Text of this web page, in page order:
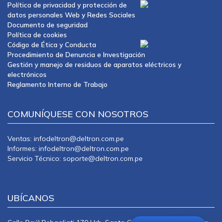
Política de privacidad y protección de
datos personales Web y Redes Sociales
Documento de seguridad
Política de cookies
Código de Ética y Conducta
Procedimiento de Denuncia e Investigación
Gestión y manejo de residuos de aparatos eléctricos y
electrónicos
Reglamento Interno de Trabajo
COMUNÍQUESE CON NOSOTROS
Ventas: infodeltron@deltron.com.pe
Informes: infodeltron@deltron.com.pe
Servicio Técnico: soporte@deltron.com.pe
UBÍCANOS